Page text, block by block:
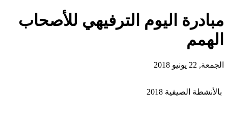
مبادرة اليوم الترفيهي للأصحاب
الهمم
الجمعة, 22 يونيو 2018
بالأنشطة الصيفية 2018